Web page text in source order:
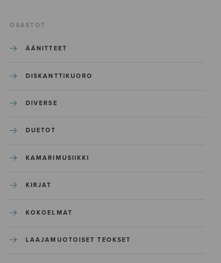
OSASTOT
ÄÄNITTEET
DISKANTTIKUORO
DIVERSE
DUETOT
KAMARIMUSIIKKI
KIRJAT
KOKOELMAT
LAAJAMUOTOISET TEOKSET